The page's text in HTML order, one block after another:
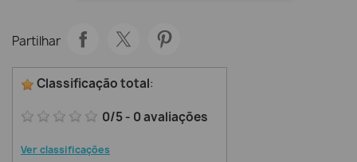
Partilhar
Classificação total:
0/5- 0avaliações
Ver classificações